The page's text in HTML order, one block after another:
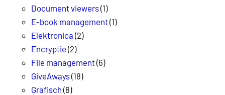
Document viewers(1)
E-book management(1)
Elektronica (2)
Encryptie (2)
File management(6)
GiveAways(18)
Grafisch (8)